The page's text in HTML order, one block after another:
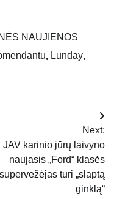
NAUJIENOS
, Lunday,
Next:
JAV karinio jūrų laivyno
naujasis „Ford“ klasės
supervežėjas turi „slaptą
ginklą“